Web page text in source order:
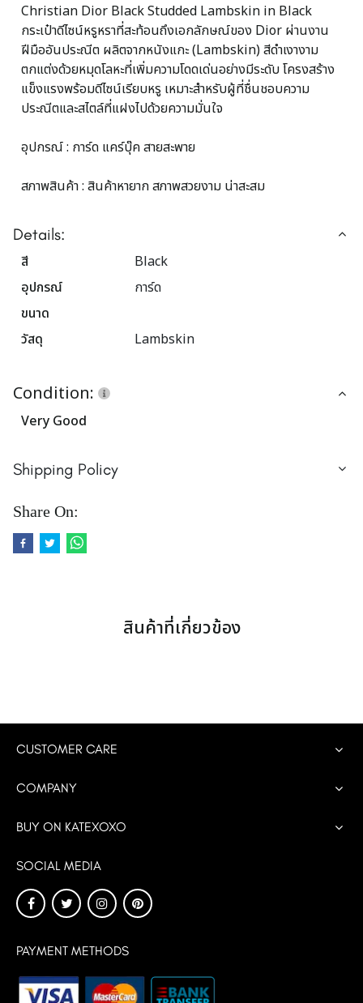
Christian Dior Black Studded Lambskin in Black
กระเป๋าดีไซน์หรูหราที่สะท้อนถึงเอกลักษณ์ของ Dior ผ่านงาน
ฝีมืออันประณีต ผลิตจากหนังแกะ (Lambskin) สีดำเงางาม
ตกแต่งด้วยหมุดโลหะที่เพิ่มความโดดเด่นอย่างมีระดับ โครงสร้าง
แข็งแรงพร้อมดีไซน์เรียบหรู เหมาะสำหรับผู้ที่ชื่นชอบความ
ประณีตและสไตล์ที่แฝงไปด้วยความมั่นใจ
อุปกรณ์ : การ์ด แคร์บุ๊ค สายสะพาย
สภาพสินค้า : สินค้าหายาก สภาพสวยงาม น่าสะสม
Details:
สี
Black
อุปกรณ์
การ์ด
ขนาด
วัสดุ
Lambskin
Condition:
Very Good
Shipping Policy
Share On:
สินค้าที่เกี่ยวข้อง
CUSTOMER CARE
COMPANY
BUY ON KATEXOXO
SOCIAL MEDIA
PAYMENT METHODS